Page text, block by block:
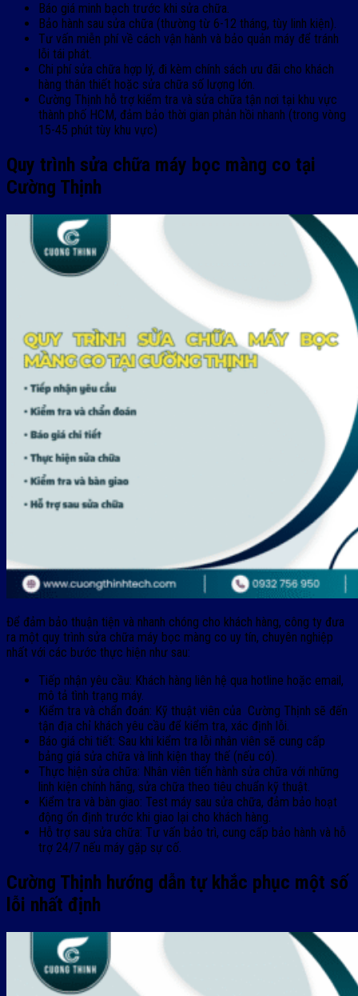
Báo giá minh bạch trước khi sửa chữa.
Bảo hành sau sửa chữa (thường từ 6-12 tháng, tùy linh kiện).
Tư vấn miễn phí về cách vận hành và bảo quản máy để tránh
lỗi tái phát.
Chi phí sửa chữa hợp lý, đi kèm chính sách ưu đãi cho khách
hàng thân thiết hoặc sửa chữa số lượng lớn.
Cường Thịnh hỗ trợ kiểm tra và sửa chữa tận nơi tại khu vực
thành phố HCM, đảm bảo thời gian phản hồi nhanh (trong vòng
15-45 phút tùy khu vực)
Quy trình sửa chữa máy bọc màng co tại
Cường Thịnh
Để đảm bảo thuận tiện và nhanh chóng cho khách hàng, công ty đưa
ra một quy trình sửa chữa máy bọc màng co uy tín, chuyên nghiệp
nhất với các bước thực hiện như sau:
Tiếp nhận yêu cầu: Khách hàng liên hệ qua hotline hoặc email,
mô tả tình trạng máy.
Kiểm tra và chẩn đoán: Kỹ thuật viên của Cường Thịnh sẽ đến
tận địa chỉ khách yêu cầu để kiểm tra, xác định lỗi.
Báo giá chi tiết: Sau khi kiểm tra lỗi nhân viên sẽ cung cấp
bảng giá sửa chữa và linh kiện thay thế (nếu có).
Thực hiện sửa chữa: Nhân viên tiến hành sửa chữa với những
linh kiện chính hãng, sửa chữa theo tiêu chuẩn kỹ thuật.
Kiểm tra và bàn giao: Test máy sau sửa chữa, đảm bảo hoạt
động ổn định trước khi giao lại cho khách hàng.
Hỗ trợ sau sửa chữa: Tư vấn bảo trì, cung cấp bảo hành và hỗ
trợ 24/7 nếu máy gặp sự cố.
Cường Thịnh hướng dẫn tự khắc phục một số
lỗi nhất định